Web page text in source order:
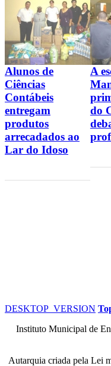
Alunos de
Ciências
Contábeis
entregam
produtos
arrecadados ao
Lar do Idoso
A
do
DESKTOP_VERSION
Instituto Municipal de
Autarquia criada pela Lei